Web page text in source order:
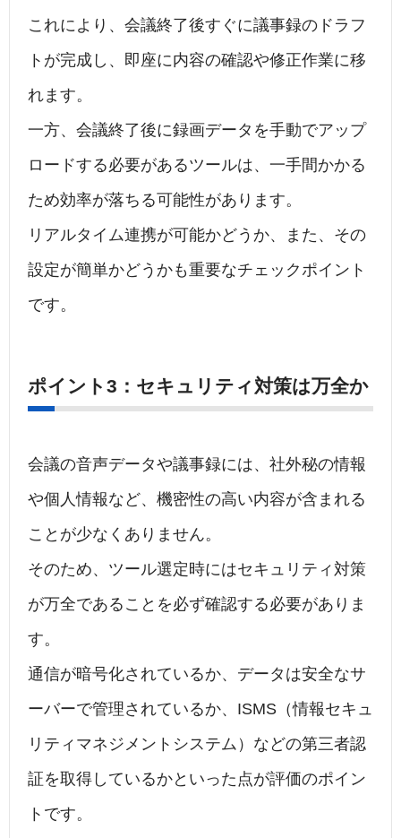
これにより、会議終了後すぐに議事録のドラフ
トが完成し、即座に内容の確認や修正作業に移
れます。
一方、会議終了後に録画データを手動でアップ
ロードする必要があるツールは、一手間かかる
ため効率が落ちる可能性があります。
リアルタイム連携が可能かどうか、また、その
設定が簡単かどうかも重要なチェックポイント
です。
ポイント3：セキュリティ対策は万全か
会議の音声データや議事録には、社外秘の情報
や個人情報など、機密性の高い内容が含まれる
ことが少なくありません。
そのため、ツール選定時にはセキュリティ対策
が万全であることを必ず確認する必要がありま
す。
通信が暗号化されているか、データは安全なサ
ーバーで管理されているか、ISMS（情報セキュ
リティマネジメントシステム）などの第三者認
証を取得しているかといった点が評価のポイン
トです。